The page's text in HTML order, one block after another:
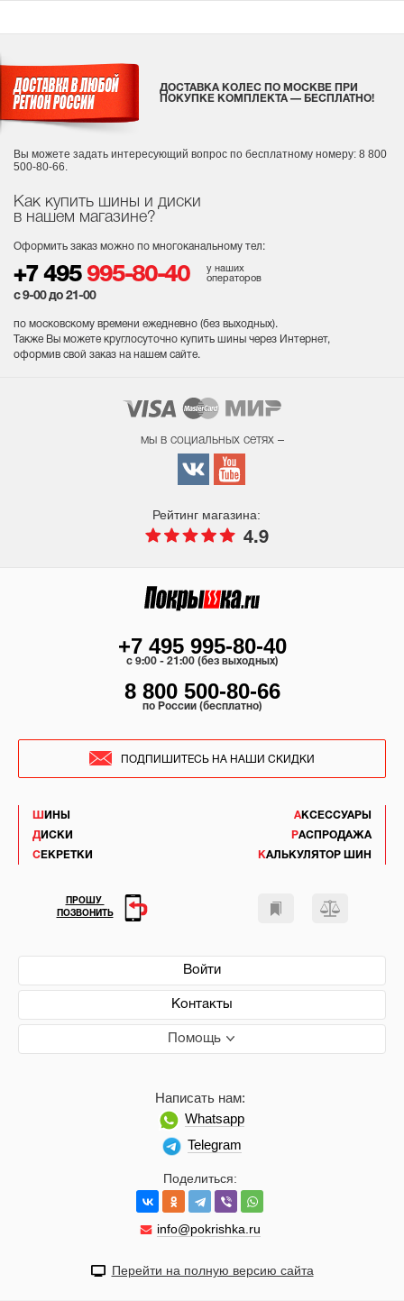
Как купить шины и диски
в нашем магазине?
Оформить заказ можно по многоканальному тел:
+7 495 995-80-40
у наших
операторов
с 9-00 до 21-00
по московскому времени ежедневно (без выходных).
Также Вы можете круглосуточно купить шины через Интернет,
оформив свой заказ на нашем сайте.
ДОСТАВКА КОЛЕС ПО МОСКВЕ ПРИ
ПОКУПКЕ КОМПЛЕКТА — БЕСПЛАТНО!
Вы можете задать интересующий вопрос по бесплатному номеру: 8 800
500-80-66.
мы в социальных сетях –
Рейтинг магазина:
4.9
ШИНЫ
ДИСКИ
СЕКРЕТКИ
АКСЕССУАРЫ
РАСПРОДАЖА
КАЛЬКУЛЯТОР ШИН
Войти
Контакты
Помощь
Поделиться:
info@pokrishka.ru
Написать нам:
Whatsapp
Telegram
+7 495 995-80-40
c 9:00 - 21:00 (без выходных)
8 800 500-80-66
по России (бесплатно)
ПОДПИШИТЕСЬ НА НАШИ СКИДКИ
ПРОШУ
ПОЗВОНИТЬ
Перейти на полную версию сайта